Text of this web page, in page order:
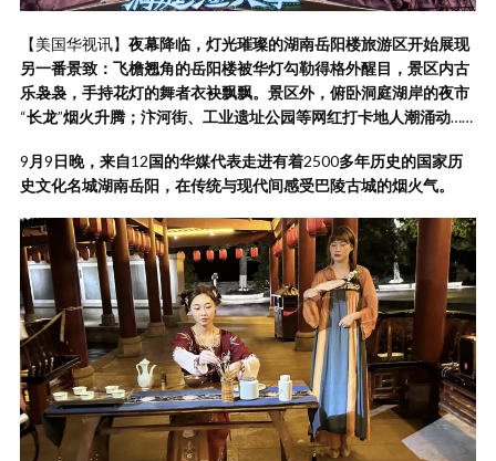
【美国华视讯】 夜幕降临，灯光璀璨的湖南岳阳楼旅游区开始展现
另一番景致：飞檐翘角的岳阳楼被华灯勾勒得格外醒目，景区内古
乐袅袅，手持花灯的舞者衣袂飘飘。景区外，俯卧洞庭湖岸的夜市
“长龙”烟火升腾；汴河街、工业遗址公园等网红打卡地人潮涌动……
9 月9日晚，来自12国的华媒代表走进有着2500多年历史的国家历
史文化名城湖南岳阳，在传统与现代间感受巴陵古城的烟火气。